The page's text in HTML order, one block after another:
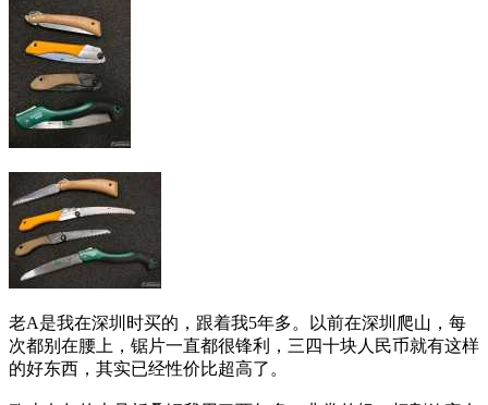
老A是我在深圳时买的，跟着我5年多。以前在深圳爬山，每
次都别在腰上，锯片一直都很锋利，三四十块人民币就有这样
的好东西，其实已经性价比超高了。